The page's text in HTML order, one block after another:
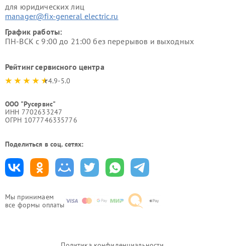
Мы принимаем
все формы оплаты
для юридических лиц
manager@fix-general electric.ru
График работы:
ПН-ВСК с 9:00 до 21:00 без перерывов и выходных
Рейтинг сервисного центра
4.9-5.0
ООО "Русервис"
ИНН 7702633247
ОГРН 1077746335776
Поделиться в соц. сетях: